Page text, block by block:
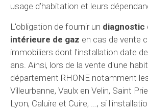
usage d’habitation et leurs
L'obligation de fournir un diagnostic
intérieure de gaz en cas de vente
immobiliers dont l'installation date
ans. Ainsi, lors de la vente d'une
département RHONE notamment
Villeurbanne, Vaulx en Velin, Saint
Lyon, Caluire et Cuire, ..., si